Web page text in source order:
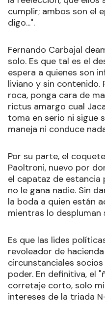
cumplir; ambos son el
digo...".
Fernando Carbajal
solo. Es que tal es el
espera a quienes son
liviano y sin contenido.
roca, ponga cara de
rictus amargo cual
toma en serio ni sigue
maneja ni conduce
Por su parte, el
Paoltroni, nuevo por
el capataz de estancia
no le gana nadie. Sin
la boda a quien están
mientras lo despluman
Es que las lides
revoleador de
circunstanciales
poder. En definitiva, el
corretaje corto, solo
intereses de la triada